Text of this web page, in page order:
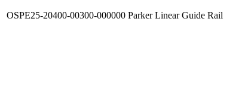
OSPE25-20400-00300-000000 Parker Linear Guide Rail